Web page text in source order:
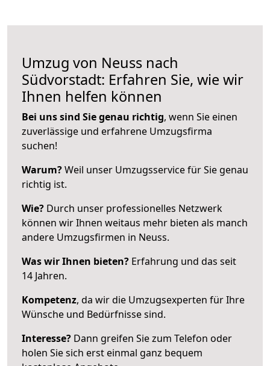
Umzug von Neuss nach
Südvorstadt: Erfahren Sie, wie wir
Ihnen helfen können
Bei uns sind Sie genau richtig, wenn Sie einen
zuverlässige und erfahrene Umzugsfirma
suchen!
Warum?Weil unser Umzugsservice für Sie genau
richtig ist.
Wie? Durch unser professionelles Netzwerk
können wir Ihnen weitaus mehr bieten als manch
andere Umzugsfirmen in Neuss.
Was wir Ihnen bieten? Erfahrung und das seit
14 Jahren.
Kompetenz, da wir die Umzugsexperten für Ihre
Wünsche und Bedürfnisse sind.
Interesse? Dann greifen Sie zum Telefon oder
holen Sie sich erst einmal ganz bequem